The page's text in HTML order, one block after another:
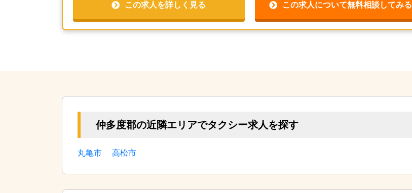
この求人を詳しく見る この求人について無料相談してみる
仲多度郡の近隣エリアでタクシー求人を探す
丸亀市 高松市